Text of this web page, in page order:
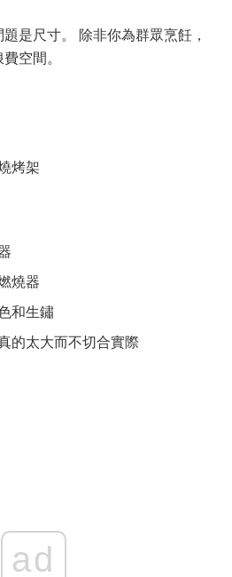
是尺寸。 除非你為群眾烹飪，
空間。
烤架
燒器
和生鏽
的太大而不切合實際
ad